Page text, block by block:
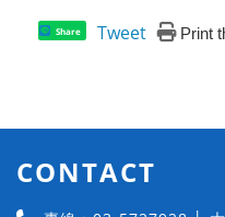
Share Tweet Print
CONTACT